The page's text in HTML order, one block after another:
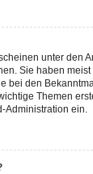
unter den
Sie haben
bei den
Themen
Administration ein.